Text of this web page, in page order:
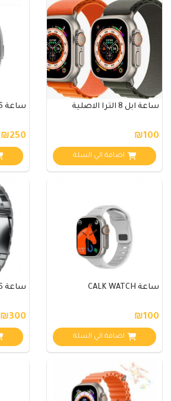
ساعة ابل 8 الترا الاصلية
₪100
اضافة الي السلة
ساعة G - TAB GT 5
₪250
ساعة CALK WATCH
₪100
اضافة الي السلة
ساعة G -TAB GT 6
₪300